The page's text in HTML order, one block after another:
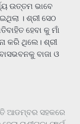
ଉତ୍ତମ ଭାବେ
। ଶ୍ରୀ ସେଠ
ହେବା କୁ ମାଁ
କରି ଥିଲେ। ଶ୍ରୀ
ବାଜା ଓ
ଆଡମ୍ବର ସହକରେ